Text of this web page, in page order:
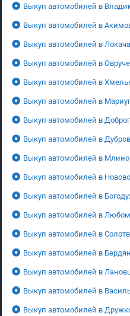
Выкуп автомобилей в
Выкуп автомобилей в
Выкуп автомобилей в
Выкуп автомобилей в Овруче
Выкуп автомобилей в
Выкуп автомобилей в
Выкуп автомобилей в
Выкуп автомобилей в
Выкуп автомобилей в
Выкуп автомобилей в
Выкуп автомобилей в
Выкуп автомобилей в
Выкуп автомобилей в
Выкуп автомобилей в
Выкуп автомобилей в
Выкуп автомобилей в
Выкуп автомобилей в